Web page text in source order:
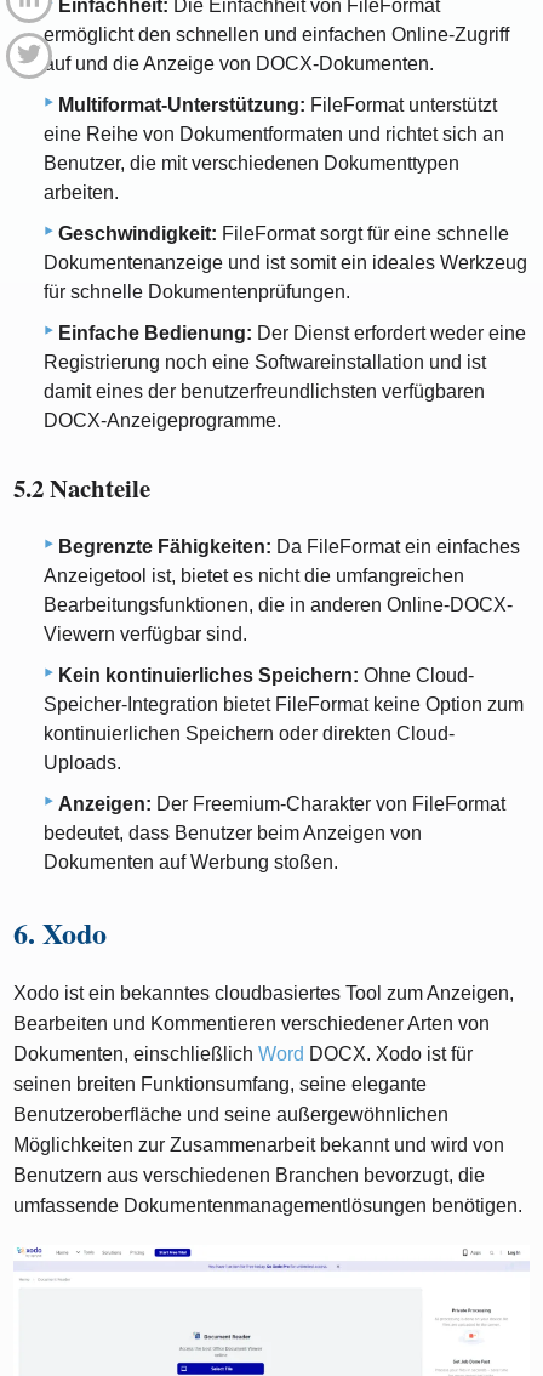
Einfachheit: Die Einfachheit von FileFormat
ermöglicht den schnellen und einfachen Online-Zugriff
auf und die Anzeige von DOCX-Dokumenten.
Multiformat-Unterstützung: FileFormat unterstützt
eine Reihe von Dokumentformaten und richtet sich an
Benutzer, die mit verschiedenen Dokumenttypen
arbeiten.
Geschwindigkeit: FileFormat sorgt für eine schnelle
Dokumentenanzeige und ist somit ein ideales Werkzeug
für schnelle Dokumentenprüfungen.
Einfache Bedienung: Der Dienst erfordert weder eine
Registrierung noch eine Softwareinstallation und ist
damit eines der benutzerfreundlichsten verfügbaren
DOCX-Anzeigeprogramme.
5.2 Nachteile
Begrenzte Fähigkeiten: Da FileFormat ein einfaches
Anzeigetool ist, bietet es nicht die umfangreichen
Bearbeitungsfunktionen, die in anderen Online-DOCX-
Viewern verfügbar sind.
Kein kontinuierliches Speichern: Ohne Cloud-
Speicher-Integration bietet FileFormat keine Option zum
kontinuierlichen Speichern oder direkten Cloud-
Uploads.
Anzeigen: Der Freemium-Charakter von FileFormat
bedeutet, dass Benutzer beim Anzeigen von
Dokumenten auf Werbung stoßen.
6. Xodo
Xodo ist ein bekanntes cloudbasiertes Tool zum Anzeigen,
Bearbeiten und Kommentieren verschiedener Arten von
Dokumenten, einschließlichWord DOCX. Xodo ist für
seinen breiten Funktionsumfang, seine elegante
Benutzeroberfläche und seine außergewöhnlichen
Möglichkeiten zur Zusammenarbeit bekannt und wird von
Benutzern aus verschiedenen Branchen bevorzugt, die
umfassende Dokumentenmanagementlösungen benötigen.